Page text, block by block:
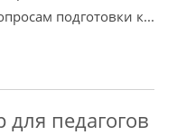
подготовки к...
педагогов